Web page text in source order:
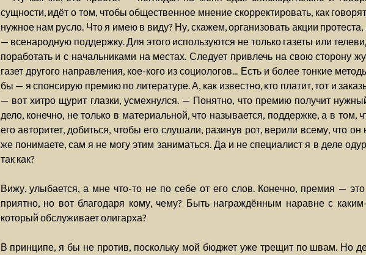
сущности, идёт о том, чтобы общественное мнение скорректировать, как
нужное нам русло. Что я имею в виду? Ну, скажем, организовать акции
— всенародную поддержку. Для этого используются не только газеты или
поработать и с начальниками на местах. Следует привлечь на свою сторону
газет другого направления, кое-кого из социологов... Есть и более тонкие
бы — я спонсирую премию по литературе. А, как известно, кто платит, тот и
— вот хитро щурит глазки, усмехнулся. — Понятно, что премию получит
дело, конечно, не только в материальной, что называется, поддержке, а в том,
его авторитет, добиться, чтобы его слушали, разинув рот, верили всему, что
же понимаете, сам я не могу этим заниматься. Да и не специалист я в деле
так как?
Вижу, улыбается, а мне что-то не по себе от его слов. Конечно, премия —
приятно, но вот благодаря кому, чему? Быть награждённым наравне с
который обслуживает олигарха?
В принципе, я бы не против, поскольку мой бюджет уже трещит по швам. Но